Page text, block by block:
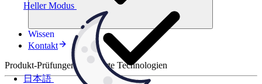
Heller Modus
日本語
Wissen
Kontakt
Produkt-Prüfungen für smarte Technologien